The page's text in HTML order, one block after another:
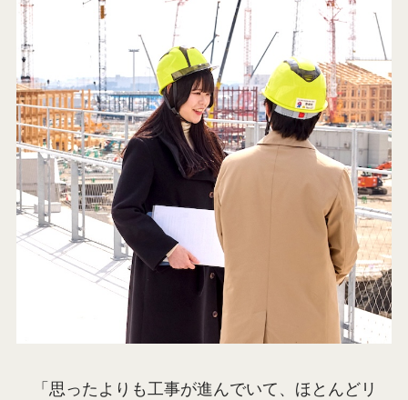
「思ったよりも工事が進んでいて、ほとんどリ